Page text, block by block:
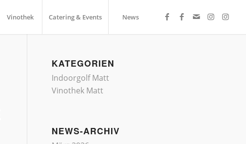
Vinothek Catering & Events News
KATEGORIEN
Indoorgolf Matt
Vinothek Matt
NEWS-ARCHIV